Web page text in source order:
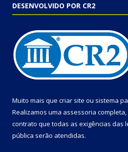
DESENVOLVIDO POR CR2
Muito mais que criar site ou sistema
Realizamos uma assessoria
contrato que todas as exigências das
pública serão atendidas.